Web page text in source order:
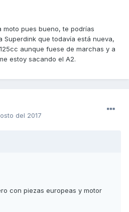
moto pues bueno, te podrías
Superdink que todavía está nueva,
aunque fuese de marchas y a
estoy sacando el A2.
del 2017
con piezas europeas y motor